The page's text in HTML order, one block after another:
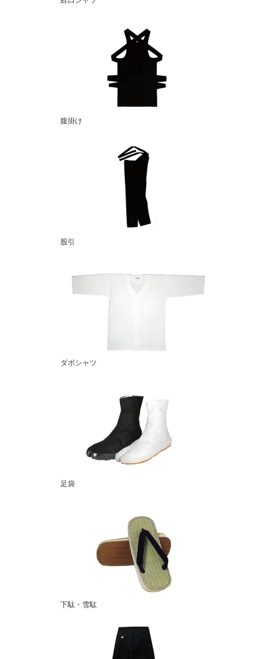
腹掛け
股引
ダボシャツ
足袋
下駄・雪駄